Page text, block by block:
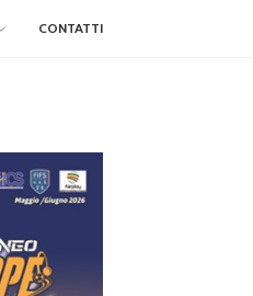
CONTATTI